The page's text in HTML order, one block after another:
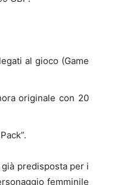
al gioco (Game
originale con 20
predisposta per i
femminile